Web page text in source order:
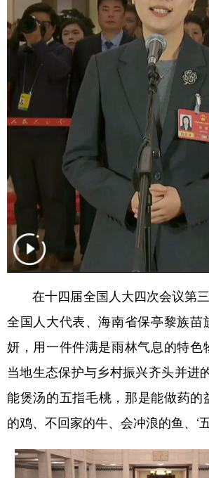
食品 人居 信息化
学术中国 乡村振兴 银龄
城市 能源
时尚
公益 亚太网
文化产业
地方频道
北京
辽宁
浙江 安徽 福建
山东 河南 湖北
陕西 甘肃 青海
在十四届全国人大四次会议第三
全国人大代表、海南省保亭黎族苗
妍，用一件件满是雨林气息的特色
当地生态保护与乡村振兴齐头并进
能煲汤的五指毛桃，那是能做药
的鸡、不回家的牛、会冲浪的鱼、‘